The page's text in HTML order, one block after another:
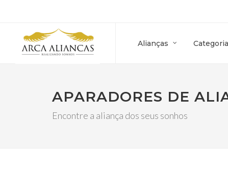
Alianças Categoria
APARADORES DE
Encontre a aliança dos seus sonhos